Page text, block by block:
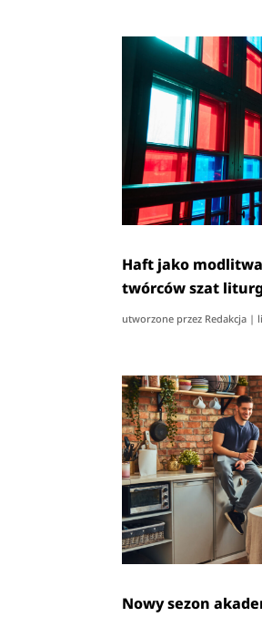
Haft jako
twórców szat
utworzone przez Redakcja |
Nowy sezon